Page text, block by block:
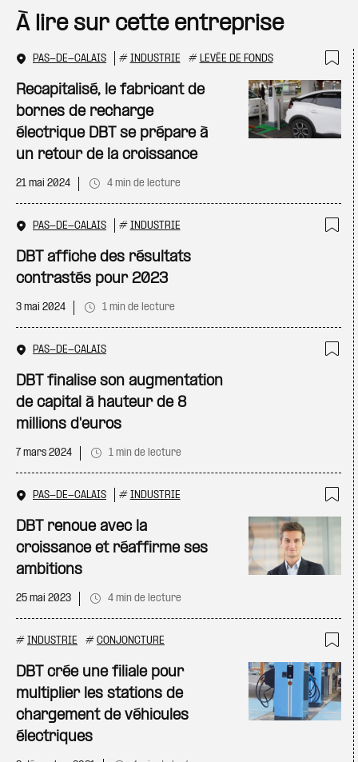
À lire sur cette entreprise
PAS-DE-CALAIS # INDUSTRIE # LEVÉE DE FONDS
Recapitalisé, le fabricant de
bornes de recharge
électrique DBT se prépare à
un retour de la croissance
21 mai 2024 4 min de lecture
PAS-DE-CALAIS # INDUSTRIE
DBT affiche des résultats
contrastés pour 2023
3 mai 2024 1 min de lecture
PAS-DE-CALAIS
DBT finalise son augmentation
de capital à hauteur de 8
millions d'euros
7 mars 2024 1 min de lecture
PAS-DE-CALAIS # INDUSTRIE
DBT renoue avec la
croissance et réaffirme ses
ambitions
25 mai 2023 4 min de lecture
# INDUSTRIE # CONJONCTURE
DBT crée une filiale pour
multiplier les stations de
chargement de véhicules
électriques